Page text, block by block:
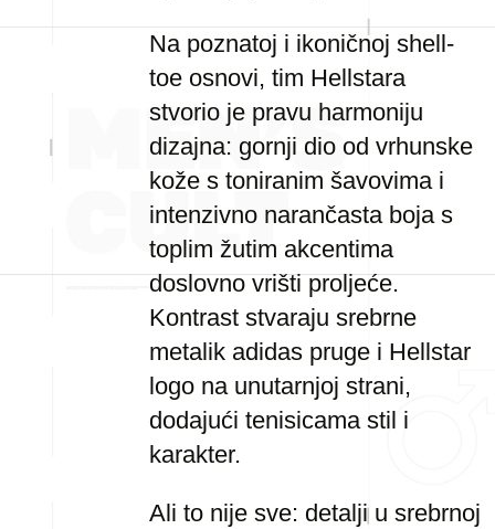
Na poznatoj i ikoničnoj shell-
toe osnovi, tim Hellstara
stvorio je pravu harmoniju
dizajna: gornji dio od vrhunske
kože s toniranim šavovima i
intenzivno narančasta boja s
toplim žutim akcentima
doslovno vrišti proljeće.
Kontrast stvaraju srebrne
metalik adidas pruge i Hellstar
logo na unutarnjoj strani,
dodajući tenisicama stil i
karakter.
Ali to nije sve: detalji u srebrnoj